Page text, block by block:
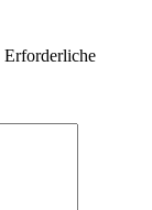
Erforderliche